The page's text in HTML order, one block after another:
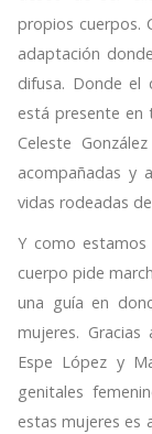
propios cuerpos.
adaptación
difusa. Donde el
está presente en
Celeste
acompañadas y
vidas rodeadas
Y como
cuerpo pide
una guía en
mujeres.
Espe López y
genitales
estas mujeres es